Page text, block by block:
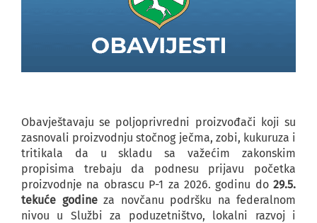
Obavještavaju se poljoprivredni proizvođači koji su
zasnovali proizvodnju stočnog ječma, zobi, kukuruza i
tritikala da u skladu sa važećim zakonskim
propisima trebaju da podnesu prijavu početka
proizvodnje na obrascu P-1 za 2026. godinu do 29.5.
tekuće godineza novčanu podršku na federalnom
nivou u Službi za poduzetništvo, lokalni razvoj i